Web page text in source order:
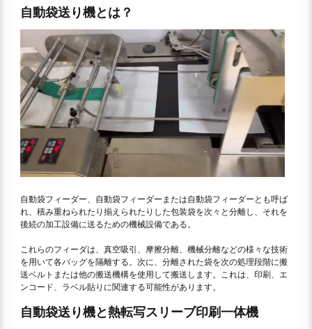
自動袋送り機とは？
自動袋フィーダー、自動袋フィーダーまたは自動袋フィーダーとも呼ば
れ、積み重ねられたり揃えられたりした包装袋を次々と分離し、それを
後続の加工設備に送るための機械設備である。
これらのフィーダは、真空吸引、摩擦分離、機械分離などの様々な技術
を用いて各バッグを隔離する。次に、分離された袋を次の処理段階に搬
送ベルトまたは他の搬送機構を使用して搬送します。これは、印刷、エ
ンコード、ラベル貼りに関連する可能性があります。
自動袋送り機と熱転写スリーブ印刷一体機